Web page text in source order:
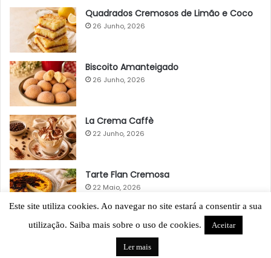
Quadrados Cremosos de Limão e Coco
26 Junho, 2026
Biscoito Amanteigado
26 Junho, 2026
La Crema Caffè
22 Junho, 2026
Tarte Flan Cremosa
22 Maio, 2026
Este site utiliza cookies. Ao navegar no site estará a consentir a sua
utilização. Saiba mais sobre o uso de cookies.
Aceitar
Ler mais